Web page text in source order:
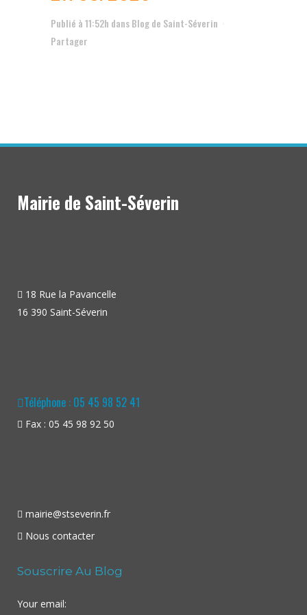
Publié à 11:52h dansBlog de Saint-Séverin
Partager
Mairie de Saint-Séverin
18 Rue la Pavancelle
16 390 Saint-Séverin
Téléphone : 05 45 98 52 41
Fax : 05 45 98 92 50
mairie@stseverin.fr
Nous contacter
Souscrire Au Blog
Your email: